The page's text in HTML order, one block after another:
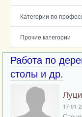
Категории по
Прочие категории
Работа по
столы и др.
17-01-